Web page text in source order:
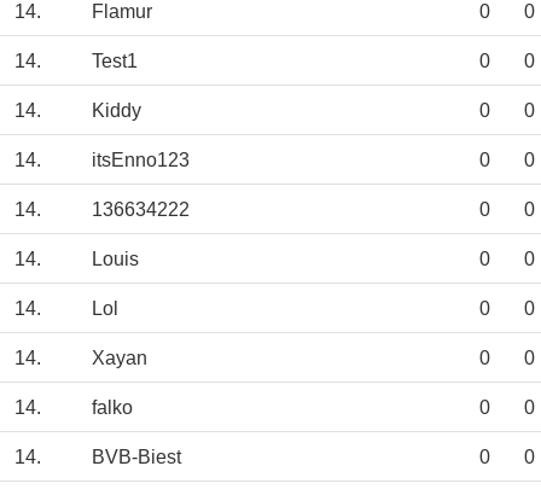
14. Flamur 0 0
14. Test1 0 0
14. Kiddy 0 0
14. itsEnno123 0 0
14. 136634222 0 0
14. Louis 0 0
14. Lol 0 0
14. Xayan 0 0
14. falko 0 0
14. BVB-Biest 0 0